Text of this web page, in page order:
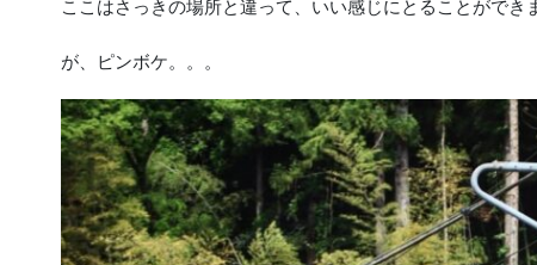
ここはさっきの場所と違って、いい感じにとることができ
が、ピンボケ。。。